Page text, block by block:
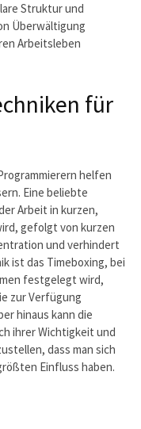
Struktur und
Überwältigung
Arbeitsleben
für
helfen
Eine beliebte
Arbeit in kurzen,
gefolgt von kurzen
und verhindert
ist das Timeboxing, bei
festgelegt wird,
zur Verfügung
hinaus kann die
ihrer Wichtigkeit und
dass man sich
Einfluss haben.